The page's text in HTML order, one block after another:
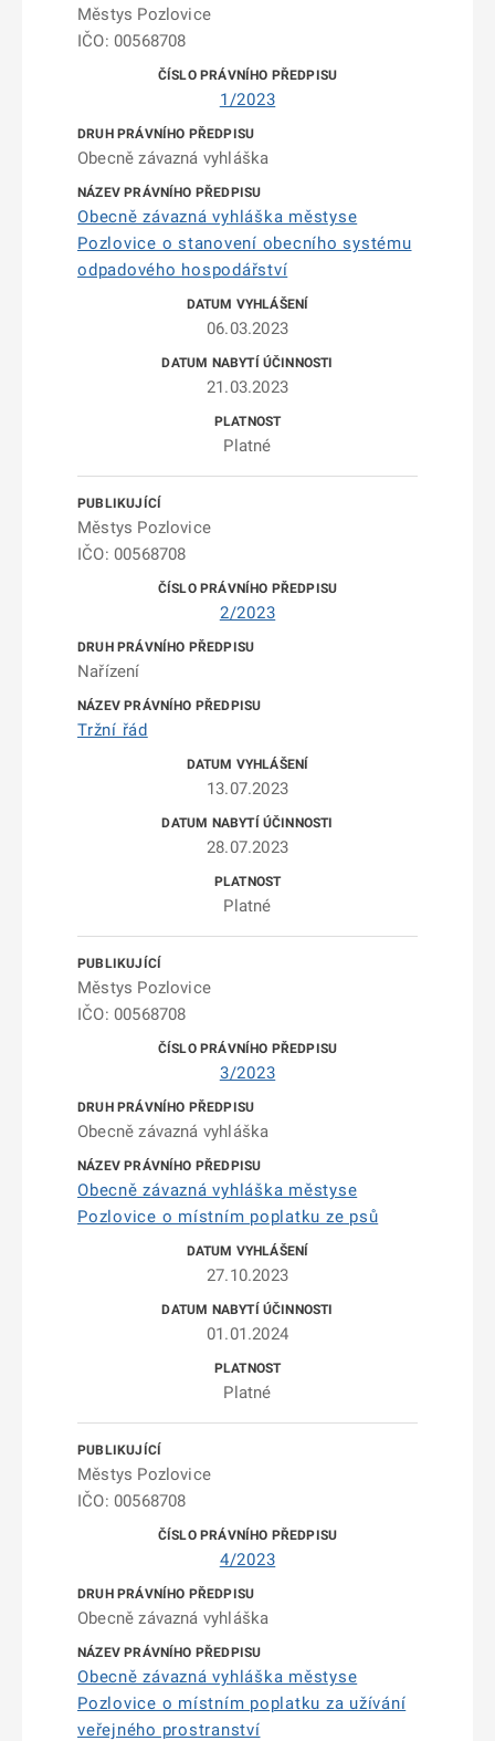
Městys Pozlovice
IČO: 00568708
1/2023
Obecně závazná vyhláška
Obecně závazná vyhláška městyse
Pozlovice o stanovení obecního systému
odpadového hospodářství
06.03.2023
21.03.2023
Platné
Městys Pozlovice
IČO: 00568708
2/2023
Nařízení
Tržní řád
13.07.2023
28.07.2023
Platné
Městys Pozlovice
IČO: 00568708
3/2023
Obecně závazná vyhláška
Obecně závazná vyhláška městyse
Pozlovice o místním poplatku ze psů
27.10.2023
01.01.2024
Platné
Městys Pozlovice
IČO: 00568708
4/2023
Obecně závazná vyhláška
Obecně závazná vyhláška městyse
Pozlovice o místním poplatku za užívání
veřejného prostranství